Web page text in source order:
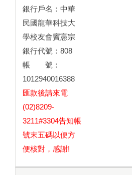
銀行戶名：中華
民國龍華科技大
學校友會竇憲宗
銀行代號：808
帳 號：
1012940016388
匯款後請來電
(02)8209-
3211#3304告知帳
號末五碼以便方
便核對，感謝!